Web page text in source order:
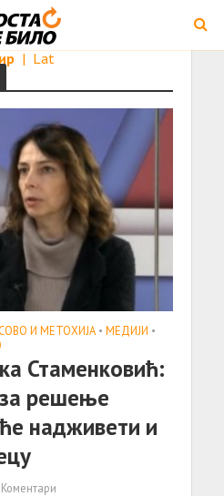
| Lat
И МЕТОХИЈА • МЕДИЈИ •
Стаменковић:
решење
надживети и
Коментари